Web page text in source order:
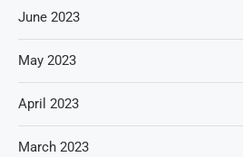
June 2023
May 2023
April 2023
March 2023